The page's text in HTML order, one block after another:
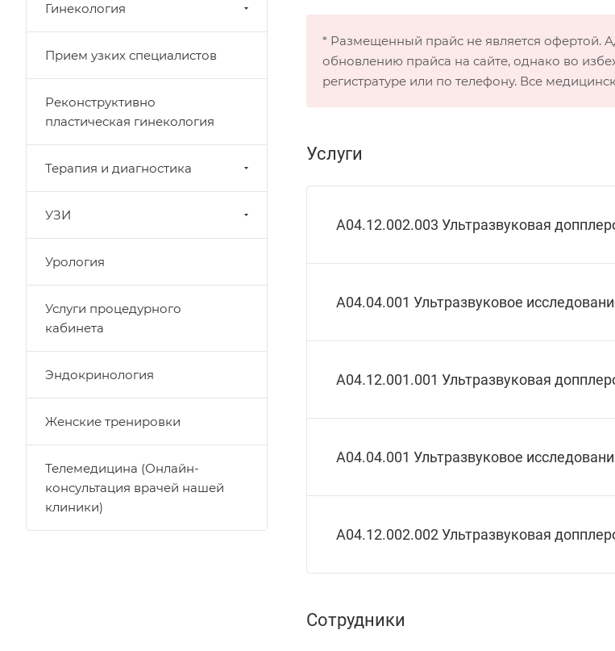
* Размещенный прайс не является офертой.
обновлению прайса на сайте, однако во
регистратуре или по телефону. Все
Услуги
A04.12.002.003 Ультразвуковая
A04.04.001 Ультразвуковое
A04.12.001.001 Ультразвуковая
A04.04.001 Ультразвуковое
A04.12.002.002 Ультразвуковая
Сотрудники
Гинекология
Прием узких специалистов
Реконструктивно
пластическая гинекология
Терапия и диагностика
УЗИ
Урология
Услуги процедурного
кабинета
Эндокринология
Женские тренировки
Телемедицина (Онлайн-
консультация врачей нашей
клиники)